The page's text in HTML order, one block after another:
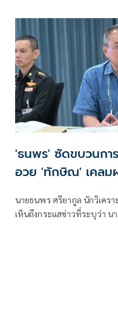
'ธนพร' ซัดขบวนการ
อวย 'ทักษิณ' เคลม
นายธนพร ศรียากูล นักวิเคร
เห็นถึงกระแสข่าวที่ระบุว่า